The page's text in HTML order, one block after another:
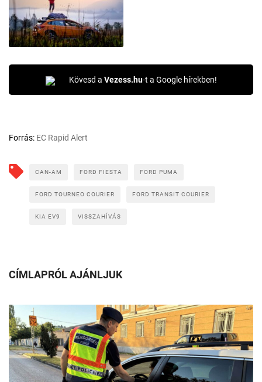
Kövesd a Vezess.hu-t a Google hírekben!
Forrás: EC Rapid Alert
CAN-AM FORD FIESTA FORD PUMA
FORD TOURNEO COURIER FORD TRANSIT COURIER
KIA EV9 VISSZAHÍVÁS
CÍMLAPRÓL AJÁNLJUK